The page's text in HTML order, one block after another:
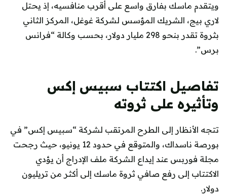
ويتقدم ماسك بفارق واسع على أقرب منافسيه، إذ يحتل
لاري بيج، الشريك المؤسس لشركة غوغل، المركز الثاني
بثروة تقدر بنحو 298 مليار دولار، بحسب وكالة “فرانس
برس”.
تفاصيل اكتتاب سبيس إكس
وتأثيره على ثروته
تتجه الأنظار إلى الطرح المرتقب لشركة “سبيس إكس” في
بورصة ناسداك، والمتوقع في حدود 12 يونيو، حيث رجحت
مجلة فوربس عند إيداع الشركة ملف الإدراج أن يؤدي
الاكتتاب إلى رفع صافي ثروة ماسك إلى أكثر من تريليون
دولار.